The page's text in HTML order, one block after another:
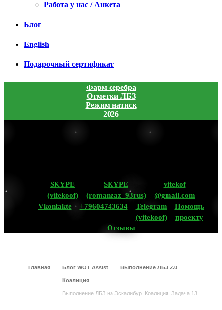
Работа у нас / Анкета
Блог
English
Подарочный сертификат
Фарм серебра
Отметки ЛБЗ
Режим натиск
2026
SKYPE
(vitekoof)
SKYPE
(romanzaz_93rus)
vitekof
@gmail.com
Vkontakte
+79604743634
Telegram
(vitekoof)
Помощь
проекту
Отзывы
Главная Блог WOT Assist Выполнение ЛБЗ 2.0
Коалиция
Выполнение ЛБЗ на Эскалибур. Коалиция. Задача 13